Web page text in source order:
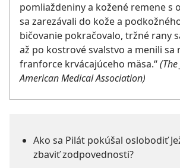
pomliaždeniny a kožené remene s
sa zarezávali do kože a
bičovanie pokračovalo, tržné rany
až po kostrové svalstvo a menili sa
franforce krvácajúceho mäsa.“
American Medical Association)
Ako sa Pilát pokúšal oslobodiť
zbaviť zodpovednosti?